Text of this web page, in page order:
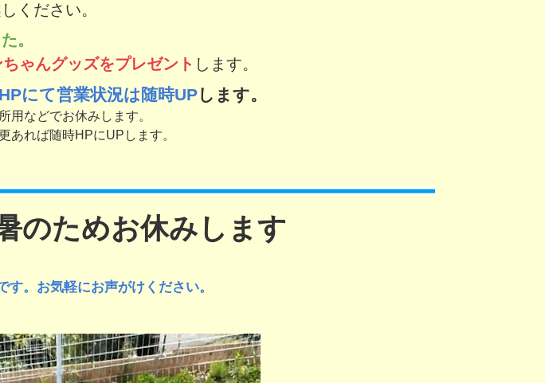
ください。
。
ゃんグッズをプレゼント します。
HPにて営業状況は 随時UPします。
などでお休みします。
れば随時HPにUPします。
のためお休みします
。お気軽にお声がけください。